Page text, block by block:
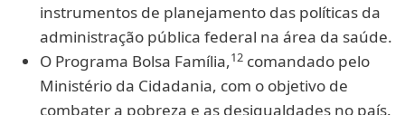
instrumentos de planejamento das políticas da
administração pública federal na área da saúde.
O Programa Bolsa Família,12 comandado pelo
Ministério da Cidadania, com o objetivo de
combater a pobreza e as desigualdades no país.